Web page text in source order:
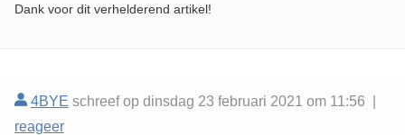
Dank voor dit verhelderend artikel!
4BYE schreef op dinsdag 23 februari 2021 om 11:56 |
reageer